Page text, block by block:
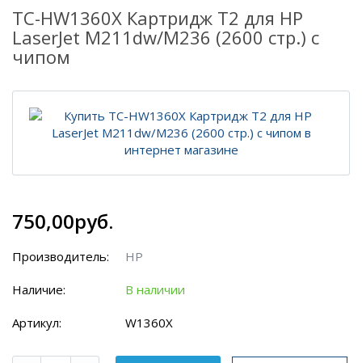
TC-HW1360X Картридж T2 для HP
LaserJet M211dw/M236 (2600 стр.) с
чипом
750,00руб.
Производитель: HP
Наличие: В наличии
Артикул: W1360X